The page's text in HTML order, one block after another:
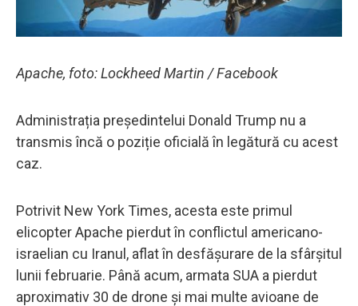
Apache, foto: Lockheed Martin / Facebook
Administrația președintelui Donald Trump nu a
transmis încă o poziție oficială în legătură cu acest
caz.
Potrivit New York Times, acesta este primul
elicopter Apache pierdut în conflictul americano-
israelian cu Iranul, aflat în desfășurare de la sfârșitul
lunii februarie. Până acum, armata SUA a pierdut
aproximativ 30 de drone și mai multe avioane de